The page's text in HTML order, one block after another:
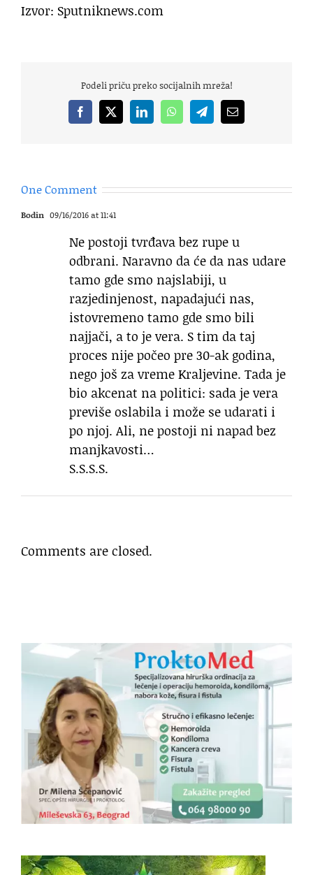
Izvor: Sputniknews.com
Podeli priču preko socijalnih mreža!
Facebook
X LinkedInWhatsAppTelegramEmail
One Comment
Bodin 09/16/2016 at 11:41
Ne postoji tvrđava bez rupe u
odbrani. Naravno da će da nas udare
tamo gde smo najslabiji, u
razjedinjenost, napadajući nas,
istovremeno tamo gde smo bili
najjači, a to je vera. S tim da taj
proces nije počeo pre 30-ak godina,
nego još za vreme Kraljevine. Tada je
bio akcenat na politici: sada je vera
previše oslabila i može se udarati i
po njoj. Ali, ne postoji ni napad bez
manjkavosti…
S.S.S.S.
Comments are closed.